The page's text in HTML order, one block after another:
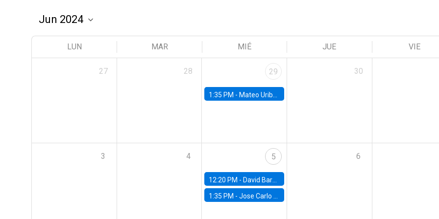
LUN MAR MIÉ JUE VIE
27 28 29
1:35 PM - Mateo Uribe-Castro, Universidad de los Andes (Colombia)
30
3 4 5
12:20 PM - David Bardey, Universidad de los Andes - CEDE
1:35 PM -Jose Carlo Bermudez, UC (ME) & World Bank
6